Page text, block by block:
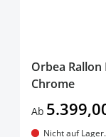
Orbea Rallon
Chrome
Ab
Nicht auf Lager.